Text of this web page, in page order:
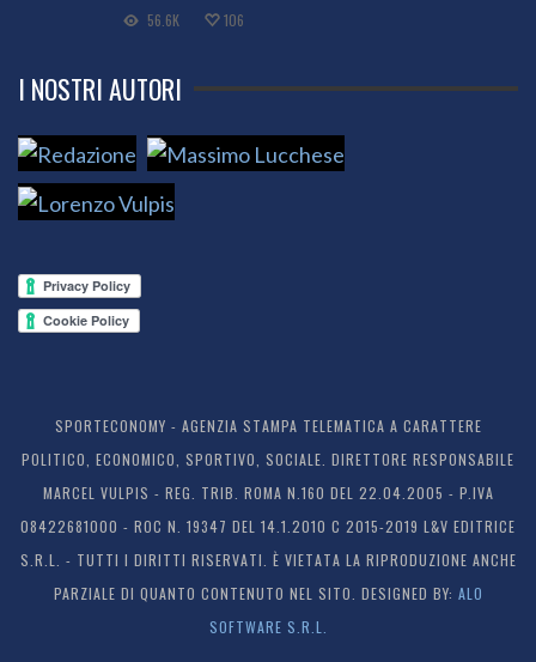
56.6K 106
I NOSTRI AUTORI
SPORTECONOMY - AGENZIA STAMPA TELEMATICA A CARATTERE
POLITICO, ECONOMICO, SPORTIVO, SOCIALE. DIRETTORE RESPONSABILE
MARCEL VULPIS - REG. TRIB. ROMA N.160 DEL 22.04.2005 - P.IVA
08422681000 - ROC N. 19347 DEL 14.1.2010 C 2015-2019 L&V EDITRICE
S.R.L. - TUTTI I DIRITTI RISERVATI. È VIETATA LA RIPRODUZIONE ANCHE
PARZIALE DI QUANTO CONTENUTO NEL SITO. DESIGNED BY: ALO
SOFTWARE S.R.L.